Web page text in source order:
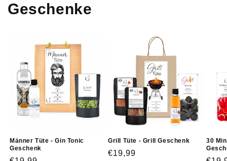
Geschenke
Männer Tüte - Gin Tonic
Geschenk
Grill Tüte - Grill Geschenk
Normaler
€19,99
30